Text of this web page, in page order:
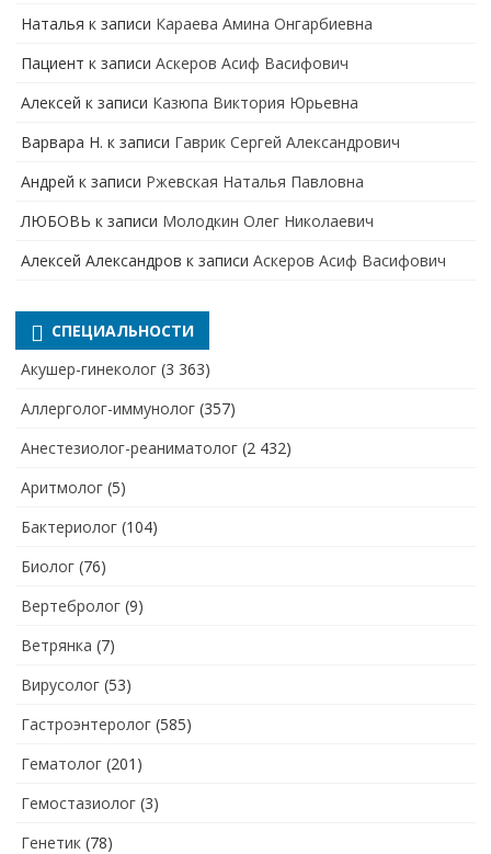
Наталья к записи Караева Амина Онгарбиевна
Пациент к записи Аскеров Асиф Васифович
Алексей к записи Казюпа Виктория Юрьевна
Варвара Н. к записи Гаврик Сергей Александрович
Андрей к записи Ржевская Наталья Павловна
ЛЮБОВЬ к записи Молодкин Олег Николаевич
Алексей Александров к записи Аскеров Асиф Васифович
СПЕЦИАЛЬНОСТИ
Акушер-гинеколог (3 363)
Аллерголог-иммунолог (357)
Анестезиолог-реаниматолог (2 432)
Аритмолог (5)
Бактериолог (104)
Биолог (76)
Вертебролог (9)
Ветрянка (7)
Вирусолог (53)
Гастроэнтеролог (585)
Гематолог (201)
Гемостазиолог (3)
Генетик (78)